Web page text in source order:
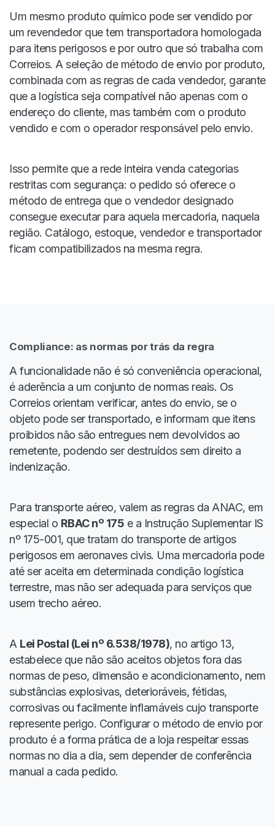
Um mesmo produto químico pode ser vendido por
um revendedor que tem transportadora homologada
para itens perigosos e por outro que só trabalha com
Correios. A seleção de método de envio por produto,
combinada com as regras de cada vendedor, garante
que a logística seja compatível não apenas com o
endereço do cliente, mas também com o produto
vendido e com o operador responsável pelo envio.
Isso permite que a rede inteira venda categorias
restritas com segurança: o pedido só oferece o
método de entrega que o vendedor designado
consegue executar para aquela mercadoria, naquela
região. Catálogo, estoque, vendedor e transportador
ficam compatibilizados na mesma regra.
Compliance: as normas por trás da regra
A funcionalidade não é só conveniência operacional,
é aderência a um conjunto de normas reais. Os
Correios orientam verificar, antes do envio, se o
objeto pode ser transportado, e informam que itens
proibidos não são entregues nem devolvidos ao
remetente, podendo ser destruídos sem direito a
indenização.
Para transporte aéreo, valem as regras da ANAC, em
especial o RBAC nº 175 e a Instrução Suplementar IS
nº 175-001, que tratam do transporte de artigos
perigosos em aeronaves civis. Uma mercadoria pode
até ser aceita em determinada condição logística
terrestre, mas não ser adequada para serviços que
usem trecho aéreo.
A Lei Postal (Lei nº 6.538/1978), no artigo 13,
estabelece que não são aceitos objetos fora das
normas de peso, dimensão e acondicionamento, nem
substâncias explosivas, deterioráveis, fétidas,
corrosivas ou facilmente inflamáveis cujo transporte
represente perigo. Configurar o método de envio por
produto é a forma prática de a loja respeitar essas
normas no dia a dia, sem depender de conferência
manual a cada pedido.